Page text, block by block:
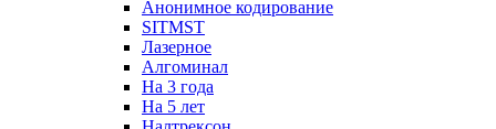
Анонимное кодирование
SITMST
Лазерное
Алгоминал
На 3 года
На 5 лет